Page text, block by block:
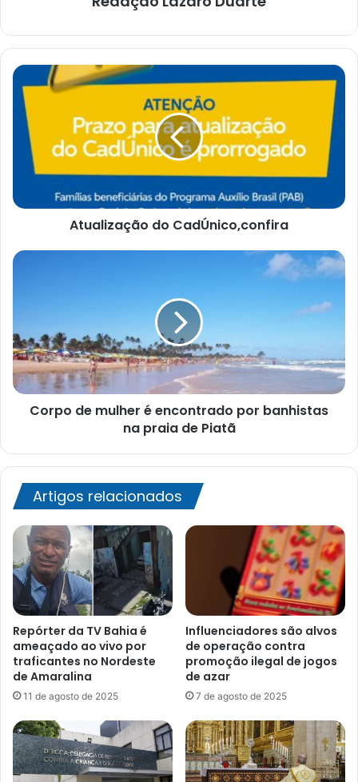
Atualização
do
CadÚnico,confira
Atualização do CadÚnico,confira
Corpo
por
banhistas
na
praia
Corpo de mulher é encontrado por banhistas
na praia de Piatã
Artigos relacionados
Repórter da TV Bahia é
ameaçado ao vivo por
traficantes no Nordeste
de Amaralina
11 de agosto de 2025
Influenciadores são alvos
de operação contra
promoção ilegal de jogos
de azar
7 de agosto de 2025